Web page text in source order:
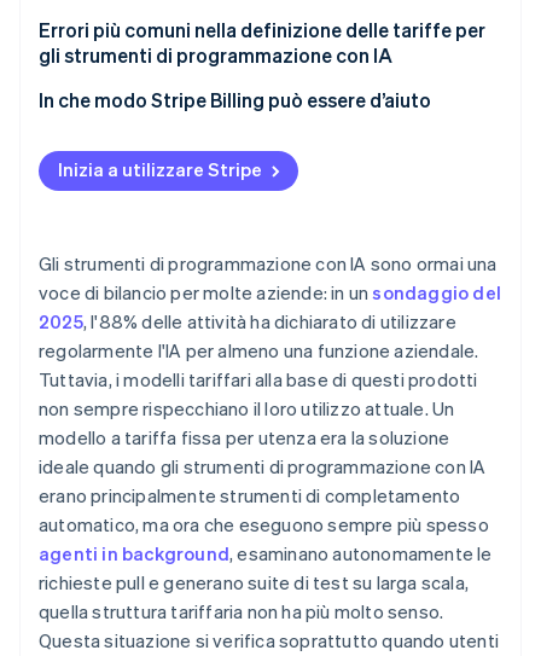
Tariffe a consumo
Tariffe ibride
Errori più comuni nella definizione delle tariffe per
gli strumenti di programmazione con IA
In che modo Stripe Billing può essere d’aiuto
Inizia a utilizzare Stripe
Gli strumenti di programmazione con IA sono ormai una
voce di bilancio per molte aziende: in unsondaggio del
2025, l'88% delle attività ha dichiarato di utilizzare
regolarmente l'IA per almeno una funzione aziendale.
Tuttavia, i modelli tariffari alla base di questi prodotti
non sempre rispecchiano il loro utilizzo attuale. Un
modello a tariffa fissa per utenza era la soluzione
ideale quando gli strumenti di programmazione con IA
erano principalmente strumenti di completamento
automatico, ma ora che eseguono sempre più spesso
agenti in background, esaminano autonomamente le
richieste pull e generano suite di test su larga scala,
quella struttura tariffaria non ha più molto senso.
Questa situazione si verifica soprattutto quando utenti